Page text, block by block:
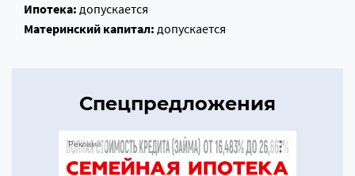
Ипотека: допускается
Материнский капитал: допускается
Спецпредложения
Реклама